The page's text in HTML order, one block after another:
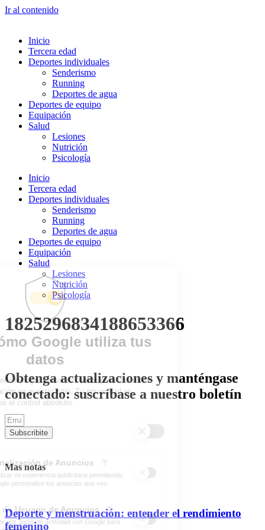
Ir al contenido
Inicio
Tercera edad
Deportes individuales
Senderismo
Running
Deportes de agua
Deportes de equipo
Equipación
Salud
Lesiones
Nutrición
Psicología
Inicio
Tercera edad
Deportes individuales
Senderismo
Running
Deportes de agua
Deportes de equipo
Equipación
Salud
Lesiones
Nutrición
Psicología
1825296834188653366
Obtenga actualizaciones y manténgase
conectado: suscríbase a nuestro boletín
Subscribite
Mas notas
Deporte y menstruación: entender el rendimiento
femenino